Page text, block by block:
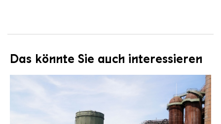
Das könnte Sie auch interessieren